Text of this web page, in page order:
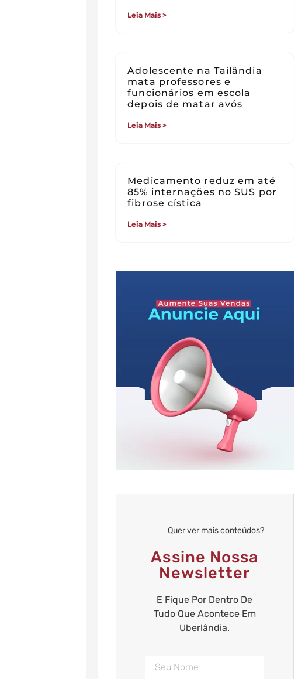
Leia Mais >
Adolescente na Tailândia
mata professores e
funcionários em escola
depois de matar avós
Leia Mais >
Medicamento reduz em até
85% internações no SUS por
fibrose cística
Leia Mais >
Quer ver mais conteúdos?
Assine Nossa
Newsletter
E Fique Por Dentro De
Tudo Que Acontece Em
Uberlândia.